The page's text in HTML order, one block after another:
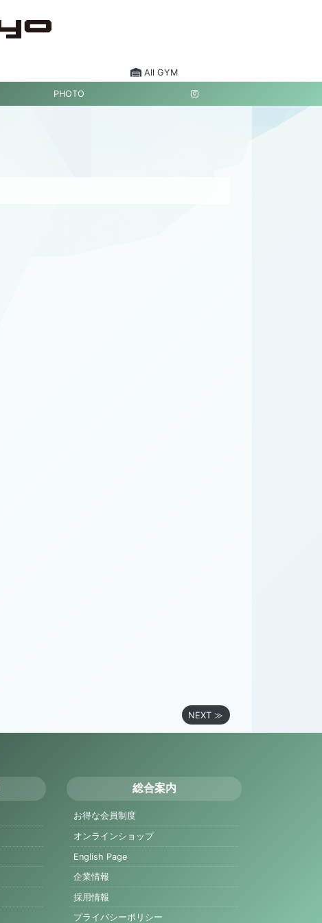
All GYM
PHOTO
NEXT ≫
総合案内
お得な会員制度
オンラインショップ
English Page
企業情報
採用情報
プライバシーポリシー